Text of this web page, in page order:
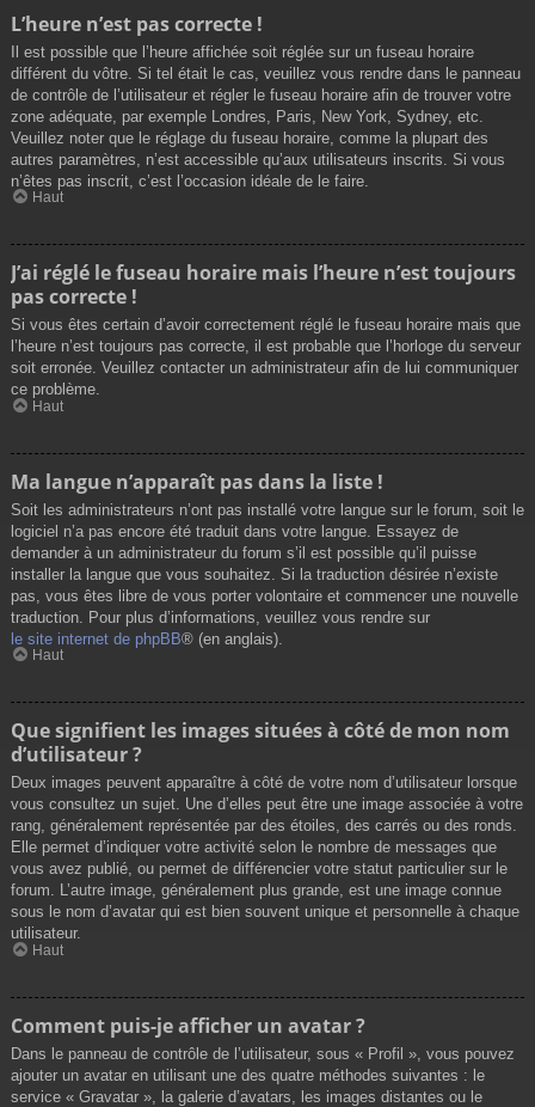
L’heure n’est pas correcte !
Il est possible que l’heure affichée soit réglée sur un fuseau horaire
différent du vôtre. Si tel était le cas, veuillez vous rendre dans le panneau
de contrôle de l’utilisateur et régler le fuseau horaire afin de trouver votre
zone adéquate, par exemple Londres, Paris, New York, Sydney, etc.
Veuillez noter que le réglage du fuseau horaire, comme la plupart des
autres paramètres, n’est accessible qu’aux utilisateurs inscrits. Si vous
n’êtes pas inscrit, c’est l’occasion idéale de le faire.
Haut
J’ai réglé le fuseau horaire mais l’heure n’est toujours
pas correcte !
Si vous êtes certain d’avoir correctement réglé le fuseau horaire mais que
l’heure n’est toujours pas correcte, il est probable que l’horloge du serveur
soit erronée. Veuillez contacter un administrateur afin de lui communiquer
ce problème.
Haut
Ma langue n’apparaît pas dans la liste !
Soit les administrateurs n’ont pas installé votre langue sur le forum, soit le
logiciel n’a pas encore été traduit dans votre langue. Essayez de
demander à un administrateur du forum s’il est possible qu’il puisse
installer la langue que vous souhaitez. Si la traduction désirée n’existe
pas, vous êtes libre de vous porter volontaire et commencer une nouvelle
traduction. Pour plus d’informations, veuillez vous rendre sur
le site internet de phpBB® (en anglais).
Haut
Que signifient les images situées à côté de mon nom
d’utilisateur ?
Deux images peuvent apparaître à côté de votre nom d’utilisateur lorsque
vous consultez un sujet. Une d’elles peut être une image associée à votre
rang, généralement représentée par des étoiles, des carrés ou des ronds.
Elle permet d’indiquer votre activité selon le nombre de messages que
vous avez publié, ou permet de différencier votre statut particulier sur le
forum. L’autre image, généralement plus grande, est une image connue
sous le nom d’avatar qui est bien souvent unique et personnelle à chaque
utilisateur.
Haut
Comment puis-je afficher un avatar ?
Dans le panneau de contrôle de l’utilisateur, sous « Profil », vous pouvez
ajouter un avatar en utilisant une des quatre méthodes suivantes : le
service « Gravatar », la galerie d’avatars, les images distantes ou le